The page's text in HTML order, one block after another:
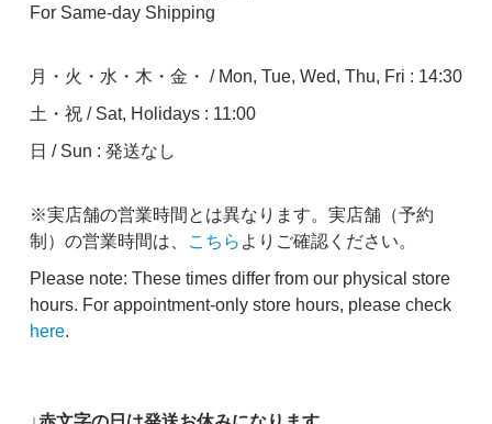
For Same-day Shipping
月・火・水・木・金・ / Mon, Tue, Wed, Thu, Fri : 14:30
土・祝 / Sat, Holidays : 11:00
日 / Sun : 発送なし
※実店舗の営業時間とは異なります。実店舗（予約
制）の営業時間は、
こちら よりご確認ください。
Please note: These times differ from our physical store
hours. For appointment-only store hours, please check
here.